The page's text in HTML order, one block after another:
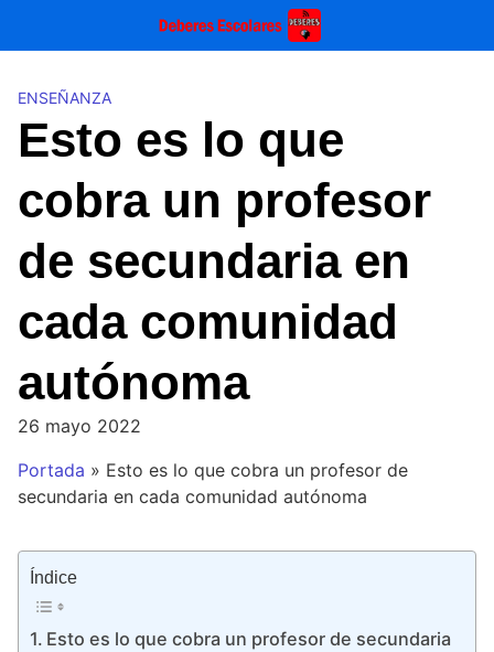
ENSEÑANZA
Esto es lo que
cobra un profesor
de secundaria en
cada comunidad
autónoma
26 mayo 2022
Portada » Esto es lo que cobra un profesor de
secundaria en cada comunidad autónoma
Índice
Esto es lo que cobra un profesor de secundaria